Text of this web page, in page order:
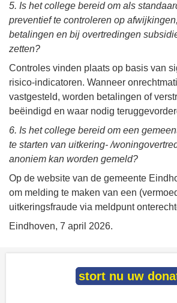
5. Is het college bereid om als
preventief te controleren op
betalingen en bij overtredingen
zetten?
Controles vinden plaats op basis van
risico‑indicatoren. Wanneer
vastgesteld, worden betalingen of
beëindigd en waar nodig
6. Is het college bereid om een
te starten van uitkering- /
anoniem kan worden gemeld?
Op de website van de gemeente
om melding te maken van een
uitkeringsfraude via meldpunt
Eindhoven, 7 april 2026.
stort nu uw